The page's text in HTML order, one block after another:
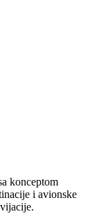
konceptom
i avionske